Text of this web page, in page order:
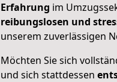
Erfahrung im
reibungslosen und
unserem zuverlässigen
Möchten Sie sich
und sich stattdessen